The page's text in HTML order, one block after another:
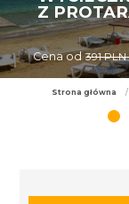
Z
Cena od 391
Strona główna /